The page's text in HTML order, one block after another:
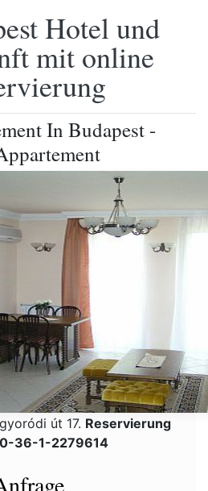
Hotel und
mit online
In Budapest -
út 17. Reservierung
36-1-2279614